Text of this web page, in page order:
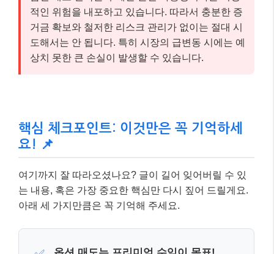
여기까지 잘 따라오셨나요? 글이 길어 잊어버릴 수 있
는 내용, 혹은 가장 중요한 핵심만 다시 짚어 드릴게요.
아래 세 가지만큼은 꼭 기억해 주세요.
미엄을 최대 수익으로 합니다. 시장이 예상대
✅
무제한 손실 가능성, 리스크 관리가 핵
심!
전략을 통한 헤징이 필수적입니다.